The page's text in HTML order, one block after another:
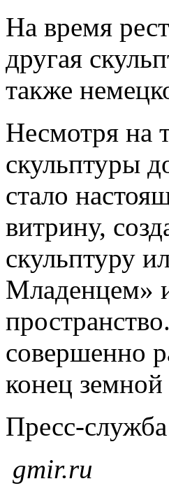
На время
другая
также
Несмотря на
скульптуры
стало
витрину,
скульптуру
Младенцем»
совершенно
конец
Пресс-
gmir.ru